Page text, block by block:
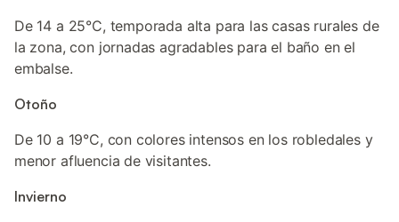
De 14 a 25°C, temporada alta para las casas rurales de
la zona, con jornadas agradables para el baño en el
embalse.
Otoño
De 10 a 19°C, con colores intensos en los robledales y
menor afluencia de visitantes.
Invierno